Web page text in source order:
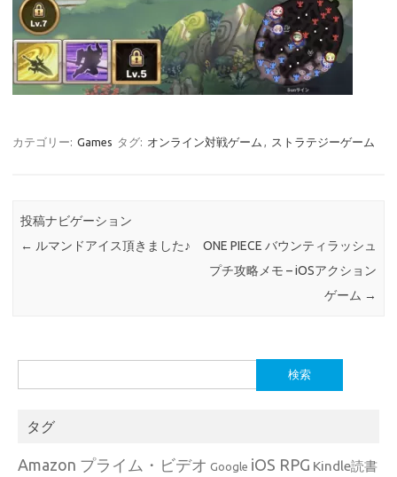
カテゴリー: Games タグ: オンライン対戦ゲーム , ストラテジーゲーム
投稿ナビゲーション
← ルマンドアイス頂きました♪
ONE PIECE バウンティラッシュ
プチ攻略メモ – iOSアクション
ゲーム →
索:
タグ
Amazon プライム・ビデオ Google iOS RPG Kindle読書